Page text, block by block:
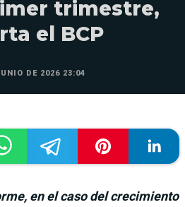
trimestre,
el BCP
DE 2026 23:04
en el caso del crecimiento